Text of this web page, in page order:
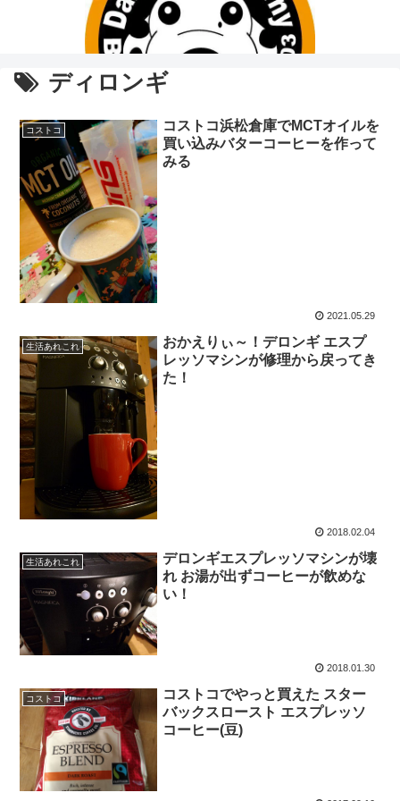
ディロンギ
コストコ
コストコ浜松倉庫でMCTオイルを
買い込みバターコーヒーを作って
みる
2021.05.29
生活あれこれ
おかえりぃ～！デロンギ エスプ
レッソマシンが修理から戻ってき
た！
2018.02.04
生活あれこれ
デロンギエスプレッソマシンが壊
れ お湯が出ずコーヒーが飲めな
い！
2018.01.30
コストコ
コストコでやっと買えた スター
バックスロースト エスプレッソ
コーヒー(豆)